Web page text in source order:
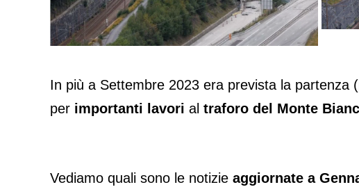
In più a Settembre 2023 era prevista la partenza
per importanti lavori al traforo del Monte
Vediamo quali sono le notizie aggiornate a